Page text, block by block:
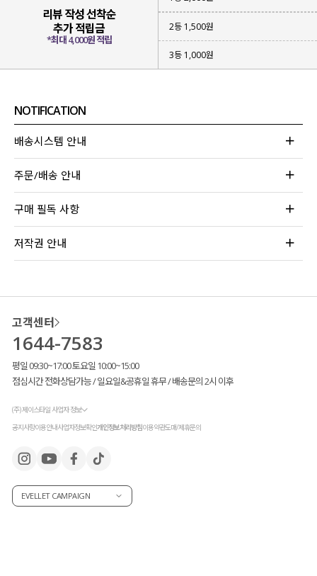
리뷰 작성 선착순
추가 적립금
*최대 4,000원 적립
2등 1,500원
3등 1,000원
NOTIFICATION
배송시스템 안내
주문/배송 안내
구매 필독 사항
저작권 안내
고객센터
1644-7583
평일 09:30~17:00 토요일 10:00~15:00
점심시간 전화상담가능 / 일요일&공휴일 휴무 / 배송문의 2시 이후
(주) 제이스타일 사업자 정보
공지사항이용안내사업자정보확인개인정보처리방침이용약관도매/제휴문의
EVELLET CAMPAIGN